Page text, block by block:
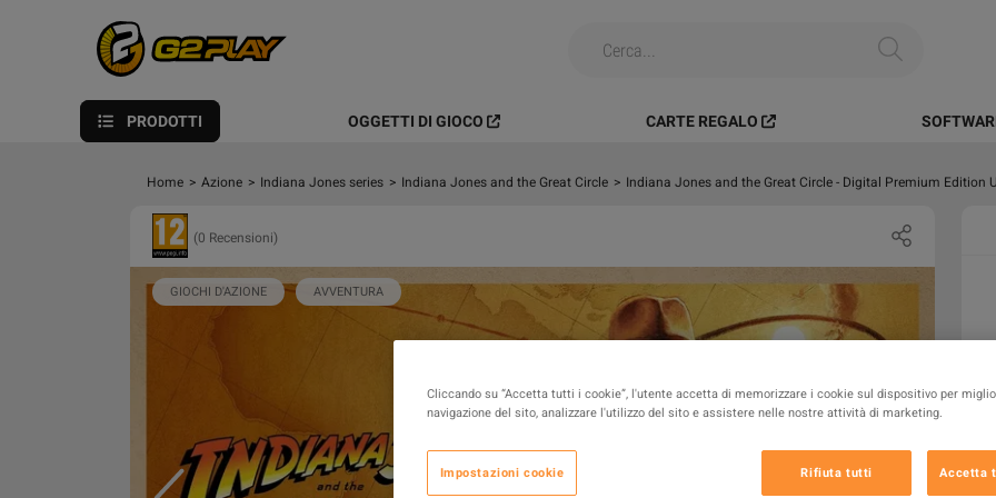
PRODOTTI OGGETTI DI GIOCO CARTE REGALO
Home > Azione > Indiana Jones series > Indiana Jones and the Great Circle > Indiana Jones and the Great Circle - Digital Premium Edition
(0 Recensioni)
GIOCHI D'AZIONE AVVENTURA
Cliccando su “Accetta tutti i cookie”, l'utente accetta di memorizzare i cookie sul dispositivo per
navigazione del sito, analizzare l'utilizzo del sito e assistere nelle nostre attività di marketing.
Impostazioni cookie Rifiuta tutti Accetta